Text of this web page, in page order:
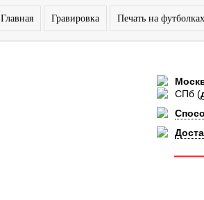
Главная Гравировка Печать на футболках
СПб (